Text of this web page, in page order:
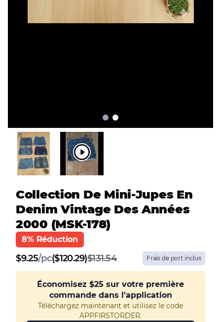
Collection De Mini-Jupes En
Denim Vintage Des Années
2000 (MSK-178)
8% Réduction
$9.25/pc($120.29)$131.54 Frais de port inclus
Économisez $25 sur votre première
commande dans l'application
Téléchargez maintenant et utilisez le code
APPFIRSTORDER.